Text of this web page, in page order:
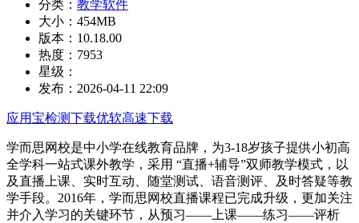
分类： 教学软件
大小： 454MB
版本： 10.18.00
热度： 7953
星级：
发布： 2026-04-11 22:09
应用宝检测下载优软高速下载
学而思网校是中小学在线教育品牌，为3-18岁孩子提供小初高
全学科一站式课外教学，采用 “直播+辅导”双师教学模式，以
及直播上课、实时互动、随堂测试、语音测评、及时答疑等教
学手段。2016年，学而思网校直播课程已完成升级，更加关注
并介入学习的关键环节，从预习——上课——练习——评析